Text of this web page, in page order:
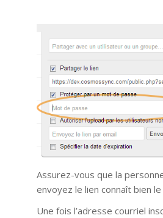
Assurez-vous que la
envoyez le lien connaît bien
Une fois l’adresse courriel